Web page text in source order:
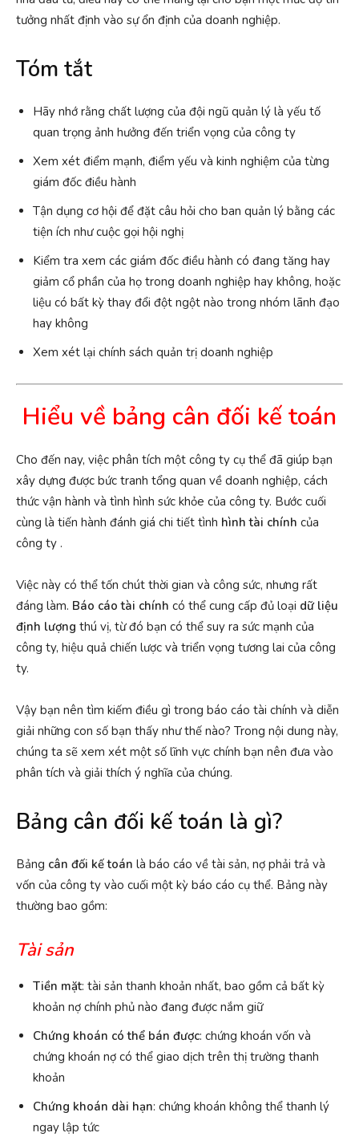
tưởng nhất định vào sự ổn định của doanh nghiệp.
Tóm tắt
Hãy nhớ rằng chất lượng của đội ngũ quản lý là yếu tố
quan trọng ảnh hưởng đến triển vọng của công ty
Xem xét điểm mạnh, điểm yếu và kinh nghiệm của từng
giám đốc điều hành
Tận dụng cơ hội để đặt câu hỏi cho ban quản lý bằng các
tiện ích như cuộc gọi hội nghị
Kiểm tra xem các giám đốc điều hành có đang tăng hay
giảm cổ phần của họ trong doanh nghiệp hay không, hoặc
liệu có bất kỳ thay đổi đột ngột nào trong nhóm lãnh đạo
hay không
Xem xét lại chính sách quản trị doanh nghiệp
Hiểu về bảng cân đối kế toán
Cho đến nay, việc phân tích một công ty cụ thể đã giúp bạn
xây dựng được bức tranh tổng quan về doanh nghiệp, cách
thức vận hành và tình hình sức khỏe của công ty. Bước cuối
cùng là tiến hành đánh giá chi tiết tình hình tài chính của
công ty .
Việc này có thể tốn chút thời gian và công sức, nhưng rất
đáng làm. Báo cáo tài chính có thể cung cấp đủ loại dữ liệu
định lượng thú vị, từ đó bạn có thể suy ra sức mạnh của
công ty, hiệu quả chiến lược và triển vọng tương lai của công
ty.
Vậy bạn nên tìm kiếm điều gì trong báo cáo tài chính và diễn
giải những con số bạn thấy như thế nào? Trong nội dung này,
chúng ta sẽ xem xét một số lĩnh vực chính bạn nên đưa vào
phân tích và giải thích ý nghĩa của chúng.
Bảng cân đối kế toán là gì?
Bảng cân đối kế toán là báo cáo về tài sản, nợ phải trả và
vốn của công ty vào cuối một kỳ báo cáo cụ thể. Bảng này
thường bao gồm:
Tài sản
Tiền mặt: tài sản thanh khoản nhất, bao gồm cả bất kỳ
khoản nợ chính phủ nào đang được nắm giữ
Chứng khoán có thể bán được: chứng khoán vốn và
chứng khoán nợ có thể giao dịch trên thị trường thanh
khoản
Chứng khoán dài hạn: chứng khoán không thể thanh lý
ngay lập tức